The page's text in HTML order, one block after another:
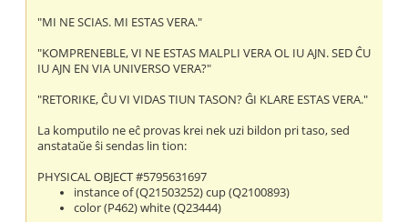
"MI NE SCIAS. MI ESTAS VERA."
"KOMPRENEBLE, VI NE ESTAS MALPLI VERA OL IU AJN. SED ĈU
IU AJN EN VIA UNIVERSO VERA?"
"RETORIKE, ĈU VI VIDAS TIUN TASON? ĜI KLARE ESTAS VERA."
La komputilo ne eĉ provas krei nek uzi bildon pri taso, sed
anstataŭe ŝi sendas lin tion:
PHYSICAL OBJECT #5795631697
instance of (Q21503252) cup (Q2100893)
color (P462) white (Q23444)